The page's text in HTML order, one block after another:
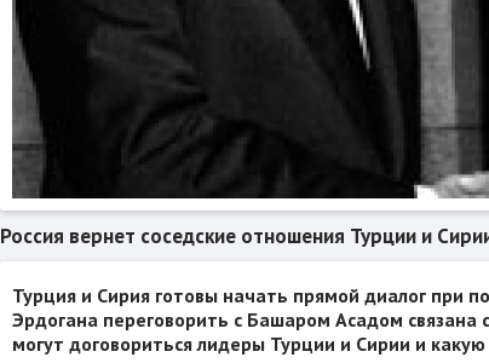
Россия вернет соседские отношения Турции и
Турция и Сирия готовы начать прямой диалог при
Эрдогана переговорить с Башаром Асадом
могут договориться лидеры Турции и Сирии и